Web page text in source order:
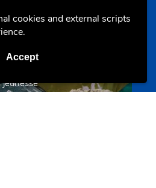
cookies and external scripts
Accept
jeunesse